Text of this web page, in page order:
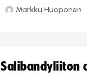
Markku Huoponen
Salibandyliiton